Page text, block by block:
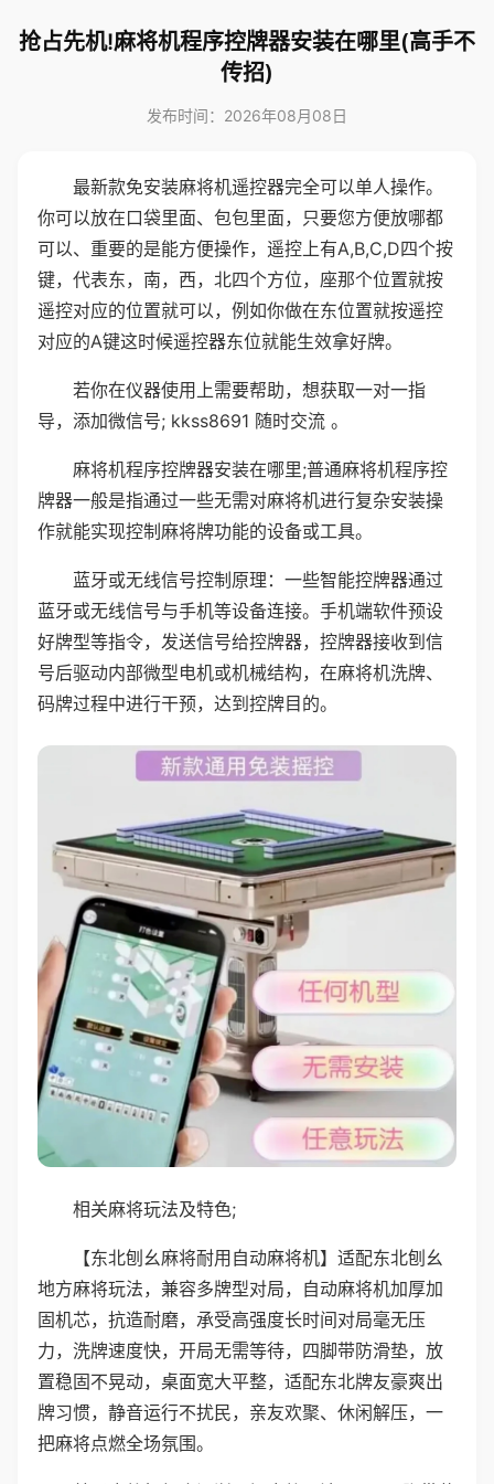
抢占先机!麻将机程序控牌器安装在哪里(高手不
传招)
发布时间：2026年08月08日
最新款免安装麻将机遥控器完全可以单人操作。
你可以放在口袋里面、包包里面，只要您方便放哪都
可以、重要的是能方便操作，遥控上有A,B,C,D四个按
键，代表东，南，西，北四个方位，座那个位置就按
遥控对应的位置就可以，例如你做在东位置就按遥控
对应的A键这时候遥控器东位就能生效拿好牌。
若你在仪器使用上需要帮助，想获取一对一指
导，添加微信号; kkss8691 随时交流 。
麻将机程序控牌器安装在哪里;普通麻将机程序控
牌器一般是指通过一些无需对麻将机进行复杂安装操
作就能实现控制麻将牌功能的设备或工具。
蓝牙或无线信号控制原理：一些智能控牌器通过
蓝牙或无线信号与手机等设备连接。手机端软件预设
好牌型等指令，发送信号给控牌器，控牌器接收到信
号后驱动内部微型电机或机械结构，在麻将机洗牌、
码牌过程中进行干预，达到控牌目的。
相关麻将玩法及特色;
【东北刨幺麻将耐用自动麻将机】适配东北刨幺
地方麻将玩法，兼容多牌型对局，自动麻将机加厚加
固机芯，抗造耐磨，承受高强度长时间对局毫无压
力，洗牌速度快，开局无需等待，四脚带防滑垫，放
置稳固不晃动，桌面宽大平整，适配东北牌友豪爽出
牌习惯，静音运行不扰民，亲友欢聚、休闲解压，一
把麻将点燃全场氛围。